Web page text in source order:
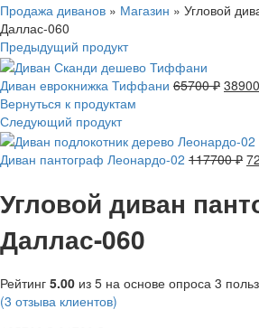
Продажа диванов » Магазин » Угловой
Даллас-060
Предыдущий продукт
Диван еврокнижка Тиффани 65700₽ 38900
Вернуться к продуктам
Следующий продукт
Диван пантограф Леонардо-02 117700₽
Угловой диван
Даллас-060
Рейтинг 5.00 из 5 на основе опроса 3
(3 отзыва клиентов)